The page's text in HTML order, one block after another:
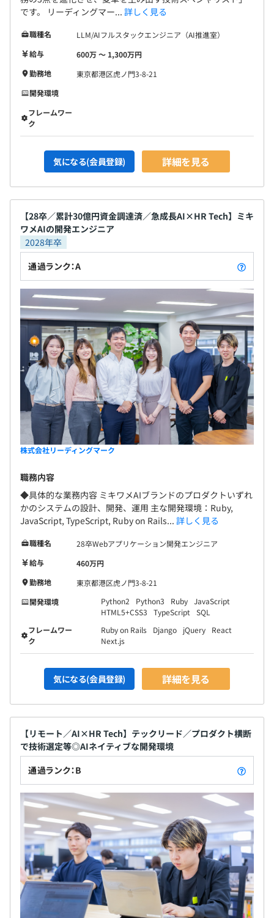
です。 リーディングマー... 詳しく見る
職種名
LLM/AIフルスタックエンジニア（AI推進室）
給与
600万 〜 1,300万円
勤務地
東京都港区虎ノ門3-8-21
開発環境
フレームワー
ク
気になる(会員登録) 詳細を見る
【28卒／累計30億円資金調達済／急成長AI×HR Tech】ミキ
ワメAIの開発エンジニア
2028年卒
通過ランク：A
株式会社リーディングマーク
職務内容
◆具体的な業務内容 ミキワメAIブランドのプロダクトいずれ
かのシステムの設計、開発、運用 主な開発環境：Ruby,
JavaScript, TypeScript, Ruby on Rails... 詳しく見る
職種名
28卒Webアプリケーション開発エンジニア
給与
460万円
勤務地
東京都港区虎ノ門3-8-21
開発環境
Python2 Python3 Ruby JavaScript
HTML5+CSS3
TypeScript
SQL
フレームワー
ク
Ruby on Rails Django jQuery
React
Next.js
気になる(会員登録) 詳細を見る
【リモート／AI×HR Tech】テックリード／プロダクト横断
で技術選定等◎AIネイティブな開発環境
通過ランク：B